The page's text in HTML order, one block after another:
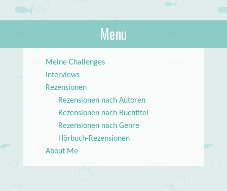
About Books
lilstar.de
Menu
Meine Challenges
Interviews
Rezensionen
Rezensionen nach Autoren
Rezensionen nach Buchtitel
Rezensionen nach Genre
Hörbuch-Rezensionen
About Me